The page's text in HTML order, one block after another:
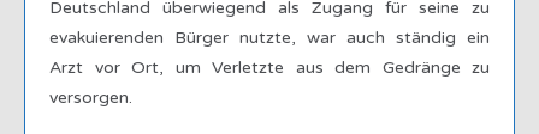
Deutschland überwiegend als Zugang für seine zu
evakuierenden Bürger nutzte, war auch ständig ein
Arzt vor Ort, um Verletzte aus dem Gedränge zu
versorgen.